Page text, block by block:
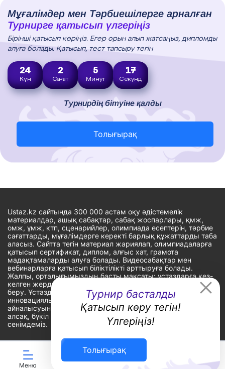
Турнир басталды
Қатысып көру тегін!
Үлгеріңіз!
Толығырақ
Мұғалімдер мен Тәрбиешілерге арналған
Турнирге қатысып үлгеріңіз
Бірінші қатысып көріңіз. Егер орын алып жатсаңыз, дипломды
алуға болады. Қатысып, тест тапсыру тегін
24
Күн
2
Сағат
5
Минут
16
Секунд
Турнирдің бітуіне қалды
Толығырақ
Меню Дайын ҚМЖ
Ustaz.kz сайтында 300 000 астам оқу әдістемелік
материалдар, ашық сабақтар, сабақ жоспарлары, қмж,
омж, ұмж, ктп, сценарийлер, олимпиада есептерін, тәрбие
сағаттарды, мұғалімдерге керекті барлық құжаттарды таба
аласыз. Сайтта тегін материал жариялап, олимпиадаларға
қатысып сертификат, диплом, алғыс хат, грамота
мадақтамаларды алуға болады. Видеосабақтар мен
вебинарларға қатысып біліктілікті арттыруға болады.
Жалпы, орталығымыздың басты мақсаты: ұстаздарға кез-
келген жерде, кез-келген уақытта білім алуына мүмкіндік
беру. Ұстаздардың барлық өзекті мәселелеріне
инновациялық шешім тауып, шығармашылық жұмыспен
айналысуына уақыт сыйлау. «Ұстаздарға сапалы білім бере
алсақ, бүкіл Қазақ еліне білім бере аламыз» - деген
сенімдеміз.
Сайт Peaksoft веб-студиясында жасалған - Peaksoft.kz